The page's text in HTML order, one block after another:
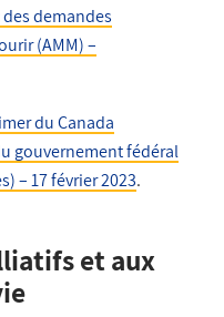
demandes
(AMM) –
du Canada
gouvernement fédéral
– 17 février 2023.
et aux